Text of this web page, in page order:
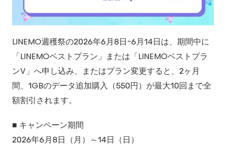
LINEMO週穫祭の2026年6月8日-6月14日は、期間中に
「LINEMOベストプラン」または「LINEMOベストプラ
ンV」へ申し込み、またはプラン変更すると、2ヶ月
間、1GBのデータ追加購入（550円）が最大10回まで全
額割引されます。
■ キャンペーン期間
2026年6月8日（月）～14日（日）